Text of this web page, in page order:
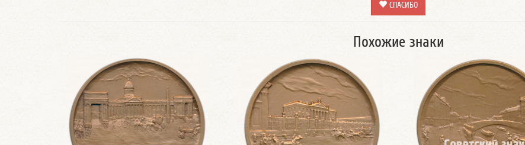
СПАСИБО
Похожие знаки